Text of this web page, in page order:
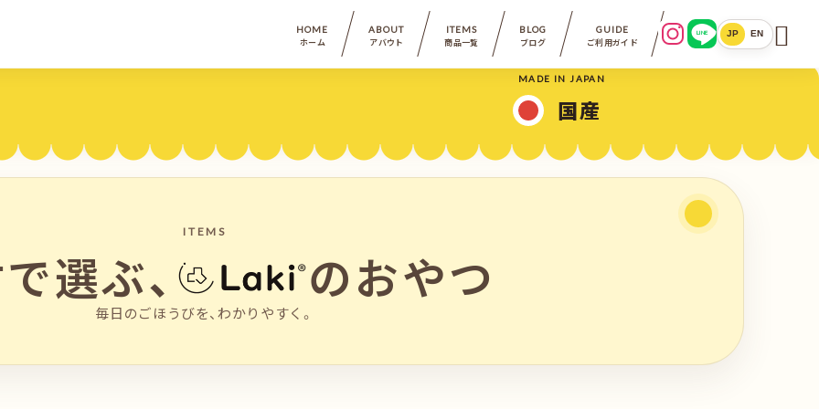
HOME
ホーム
ABOUT
アバウト
ITEMS
商品一覧
BLOG
ブログ
GUIDE
ご利用ガイド
LINE JP EN 
MADE IN JAPAN
国産
ITEMS
選ぶ、 のおやつ
毎日のごほうびを、わかりやすく。